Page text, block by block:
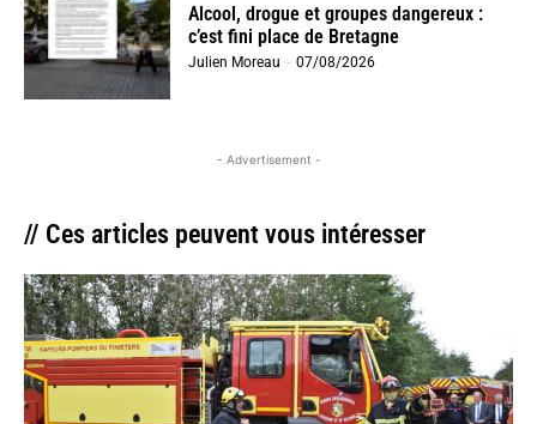
Alcool, drogue et groupes dangereux :
c’est fini place de Bretagne
Julien Moreau - 07/08/2026
- Advertisement -
// Ces articles peuvent vous intéresser